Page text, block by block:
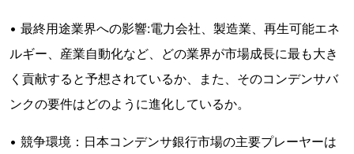
• 最終用途業界への影響:電力会社、製造業、再生可能エネ
ルギー、産業自動化など、どの業界が市場成長に最も大き
く貢献すると予想されているか、また、そのコンデンサバ
ンクの要件はどのように進化しているか。
• 競争環境：日本コンデンサ銀行市場の主要プレーヤーは